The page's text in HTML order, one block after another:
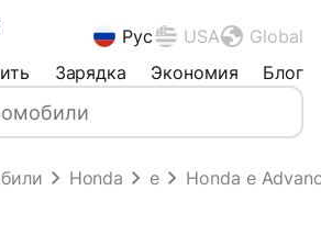
Рус USA
Global
Зарядка Экономия Блог
Honda e Honda e